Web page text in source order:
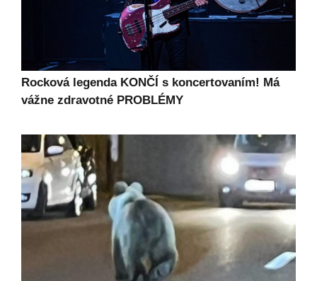
Rocková legenda KONČÍ s koncertovaním! Má
vážne zdravotné PROBLÉMY